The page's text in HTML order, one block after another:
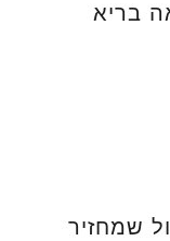
בריא
שמחזיר